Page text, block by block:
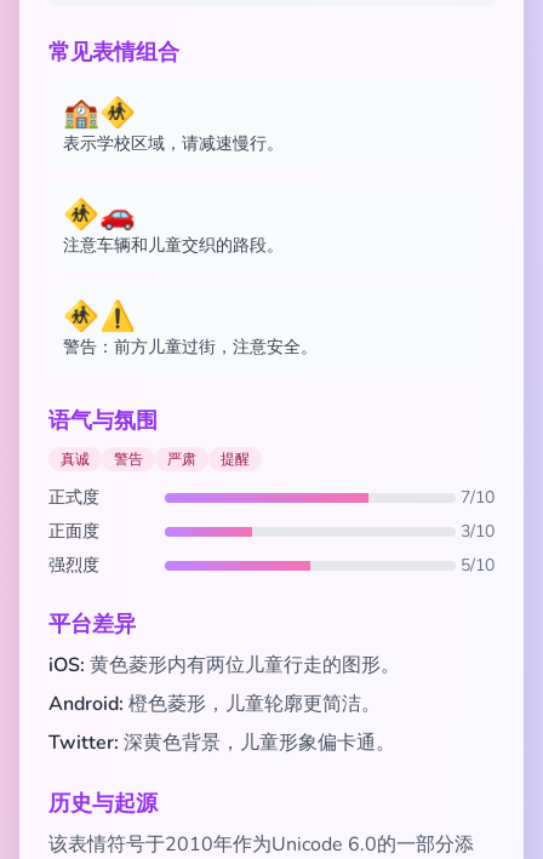
常见表情组合
🏫🚸
表示学校区域，请减速慢行。
🚸🚗
注意车辆和儿童交织的路段。
🚸⚠️
警告：前方儿童过街，注意安全。
语气与氛围
真诚 警告 严肃 提醒
正式度
7/10
正面度
3/10
强烈度
5/10
平台差异
iOS: 黄色菱形内有两位儿童行走的图形。
Android: 橙色菱形，儿童轮廓更简洁。
Twitter: 深黄色背景，儿童形象偏卡通。
历史与起源
该表情符号于2010年作为Unicode 6.0的一部分添